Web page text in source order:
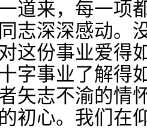
道来，每一项
志深深感动。
这份事业爱得
字事业了解得
矢志不渝的情
初心。我们在